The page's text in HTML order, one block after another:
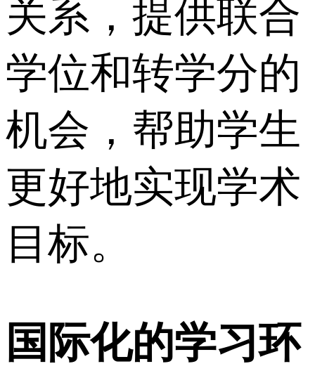
关系，提供联合
学位和转学分的
机会，帮助学生
更好地实现学术
目标。
国际化的学习环